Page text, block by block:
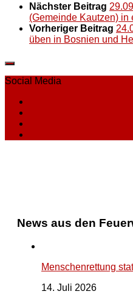
Nächster Beitrag
(Gemeinde Kautzen) in
Vorheriger Beitrag
üben in Bosnien und
Social Media
News aus den
Menschenrettung
14. Juli 2026